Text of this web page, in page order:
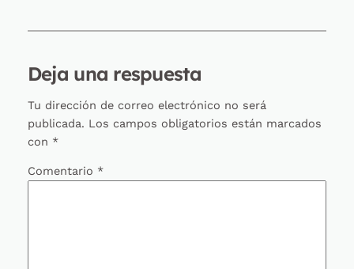
Deja una respuesta
Tu dirección de correo electrónico no será
publicada. Los campos obligatorios están marcados
con *
Comentario *